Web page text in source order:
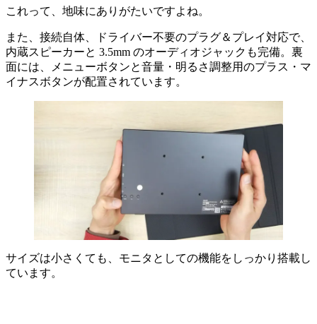
これって、地味にありがたいですよね。
また、接続自体、ドライバー不要のプラグ＆プレイ対応で、
内蔵スピーカーと 3.5mm のオーディオジャックも完備。裏
面には、メニューボタンと音量・明るさ調整用のプラス・マ
イナスボタンが配置されています。
サイズは小さくても、モニタとしての機能をしっかり搭載し
ています。